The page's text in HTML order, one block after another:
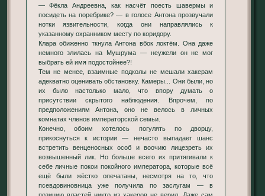
— Фёкла Андреевна, как насчёт поесть шавермы и
посидеть на поребрике? — в голосе Антона прозвучали
нотки язвительности, когда они направлялись к
указанному охранником месту по коридору.
Клара обиженно ткнула Антона вбок локтём. Она даже
немного злилась на Мушрума — неужели он не мог
выбрать ей имя подостойнее?!
Тем не менее, взаимные подколы не мешали хакерам
адекватно оценивать обстановку. Камеры... Они были, но
их было настолько мало, что впору думать о
присутствии скрытого наблюдения. Впрочем, по
предположениям Антона, оно не велось в личных
комнатах членов императорской семьи.
Конечно, обоим хотелось погулять по дворцу,
прикоснуться к истории — нечасто выпадает шанс
встретить венценосных особ и воочию лицезреть их
возвышенный лик. Но больше всего их притягивали к
себе личные покои покойного императора, которые всё
ещё были жёстко опечатаны, несмотря на то, что
псевдовиновница уже получила по заслугам — в